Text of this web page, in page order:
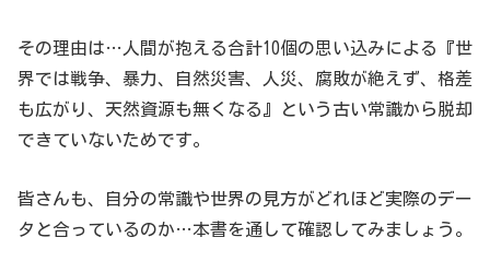
その理由は…人間が抱える合計10個の思い込みによる『世
界では戦争、暴力、自然災害、人災、腐敗が絶えず、格差
も広がり、天然資源も無くなる』という古い常識から脱却
できていないためです。
皆さんも、自分の常識や世界の見方がどれほど実際のデー
タと合っているのか…本書を通して確認してみましょう。